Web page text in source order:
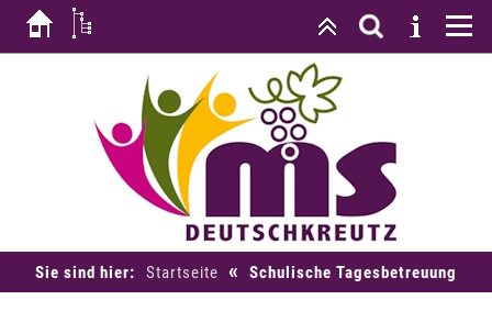
Sie sind hier: Startseite « Schulische Tagesbetreuung